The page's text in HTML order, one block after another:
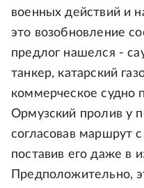
военных действий и
это возобновление
предлог нашелся -
танкер, катарский
коммерческое судно
Ормузский пролив у
согласовав маршрут
поставив его даже в
Предположительно,